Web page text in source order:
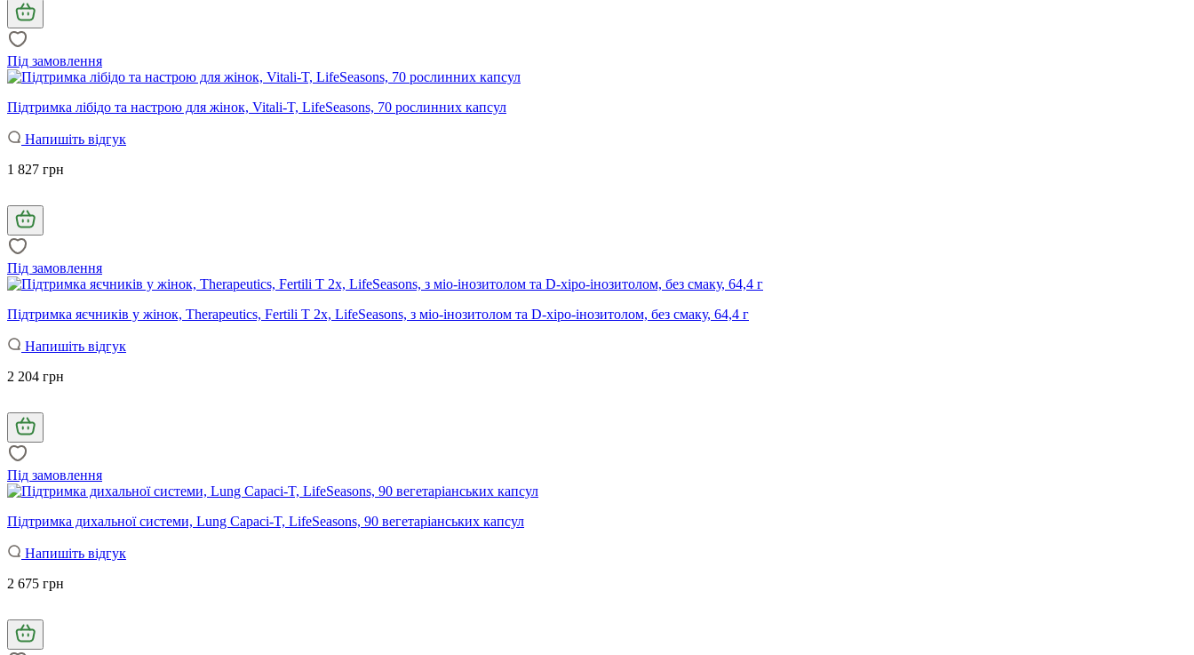
Під замовлення
Підтримка лібідо та настрою для жінок, Vitali-T, LifeSeasons, 70 рослинних капсул
Напишіть відгук
1 827 грн
Під замовлення
Підтримка яєчників у жінок, Therapeutics, Fertili T 2x, LifeSeasons, з міо-інозитолом та D-хіро-інозитолом, без смаку, 64,4 г
Напишіть відгук
2 204 грн
Під замовлення
Підтримка дихальної системи, Lung Capaci-T, LifeSeasons, 90 вегетаріанських капсул
Напишіть відгук
2 675 грн